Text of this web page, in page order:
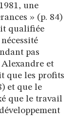
une
» (p. 84)
qualifiée
pas
et
que les profits
et que le
que le travail